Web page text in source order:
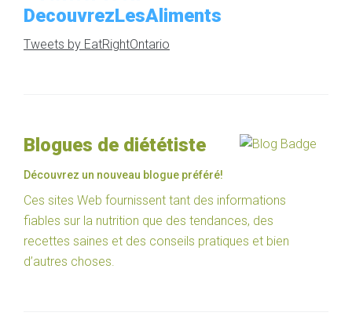
DecouvrezLesAliments
Tweets by EatRightOntario
Blogues de diététiste
Découvrez un nouveau blogue préféré!
Ces sites Web fournissent tant des informations
fiables sur la nutrition que des tendances, des
recettes saines et des conseils pratiques et bien
d’autres choses.